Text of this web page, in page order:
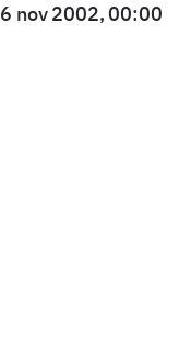
6 nov 2002, 00:00